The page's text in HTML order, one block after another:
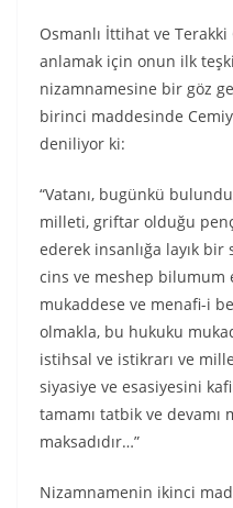
Osmanlı İttihat ve Terakki
anlamak için onun ilk
nizamnamesine bir göz
birinci maddesinde
deniliyor ki:
“Vatanı, bugünkü
milleti, griftar olduğu
ederek insanlığa layık
cins ve meshep bilumum
mukaddese ve menafi-i
olmakla, bu hukuku
istihsal ve istikrarı ve
siyasiye ve esasiyesini
tamamı tatbik ve devamı
maksadıdır…”
Nizamnamenin ikinci